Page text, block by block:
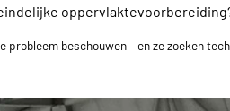
beschouwen – en ze zoeken